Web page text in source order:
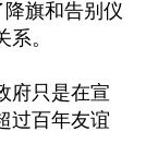
旗和告别仪
。
府只是在宣
过百年友谊